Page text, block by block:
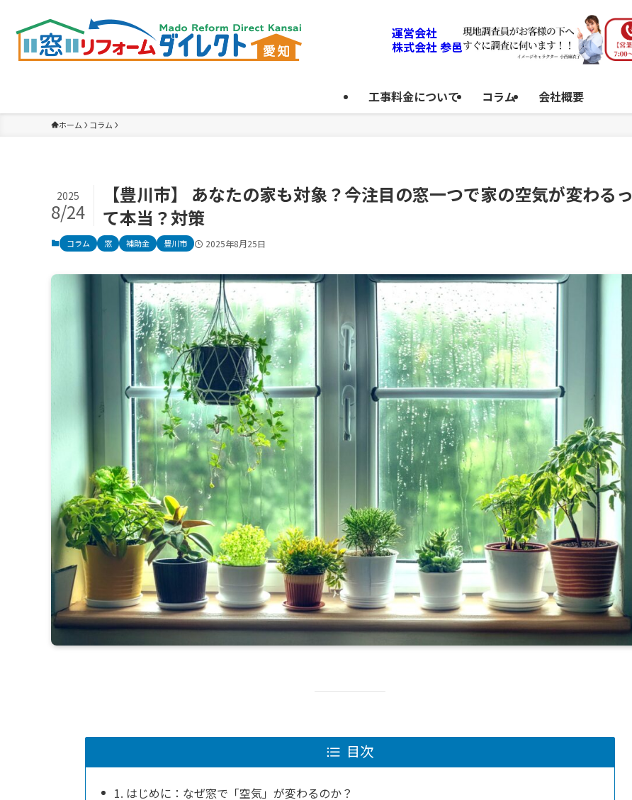
工事料金について コラム 会社概要
運営会社
株式会社 参邑
ホーム コラム
【豊川市】 あなたの家も対象？今注目の窓一つで家の空気が変わるっ
て本当？対策
2025
8/24
コラム 窓 補助金 豊川市 2025年8月25日
目次
1. はじめに：なぜ窓で「空気」が変わるのか？